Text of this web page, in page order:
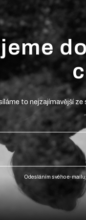
to nejzajímavější ze
Odesláním svého e-